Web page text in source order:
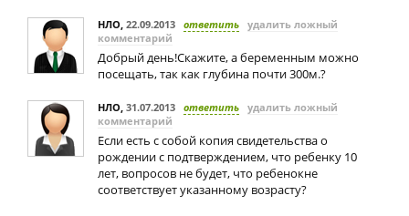
НЛО, 22.09.2013 ответить удалить ложный
комментарий
Добрый день!Скажите, а беременным можно
посещать, так как глубина почти 300м.?
НЛО, 31.07.2013 ответить удалить ложный
комментарий
Если есть с собой копия свидетельства о
рождении с подтверждением, что ребенку 10
лет, вопросов не будет, что ребенокне
соответствует указанному возрасту?